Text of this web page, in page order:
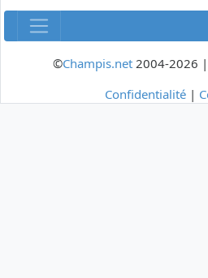
©Champis.net2004-2026 |
Confidentialité |